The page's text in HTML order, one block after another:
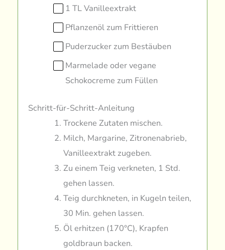
1 TL Vanilleextrakt
Pflanzenöl zum Frittieren
Puderzucker zum Bestäuben
Marmelade oder vegane
Schokocreme zum Füllen
Schritt-für-Schritt-Anleitung
Trockene Zutaten mischen.
Milch, Margarine, Zitronenabrieb,
Vanilleextrakt zugeben.
Zu einem Teig verkneten, 1 Std.
gehen lassen.
Teig durchkneten, in Kugeln teilen,
30 Min. gehen lassen.
Öl erhitzen (170°C), Krapfen
goldbraun backen.